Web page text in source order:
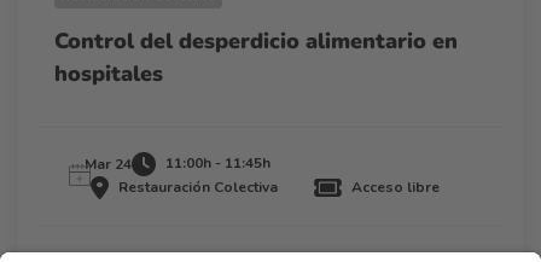
Control del desperdicio alimentario en
hospitales
Mar 24
11:00h - 11:45h
Restauración Colectiva
Acceso libre